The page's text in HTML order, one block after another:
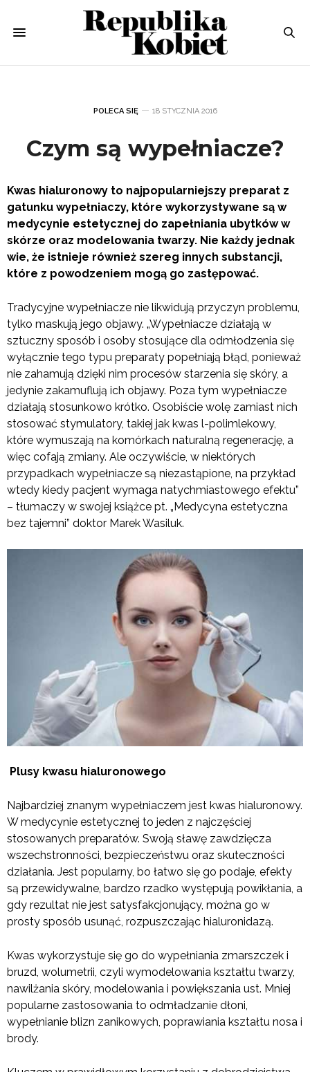
POLECA SIĘ 18 STYCZNIA 2016
Czym są wypełniacze?
Kwas hialuronowy to najpopularniejszy preparat z
gatunku wypełniaczy, które wykorzystywane są w
medycynie estetycznej do zapełniania ubytków w
skórze oraz modelowania twarzy. Nie każdy jednak
wie, że istnieje również szereg innych substancji,
które z powodzeniem mogą go zastępować.
Tradycyjne wypełniacze nie likwidują przyczyn problemu,
tylko maskują jego objawy. „Wypełniacze działają w
sztuczny sposób i osoby stosujące dla odmłodzenia się
wyłącznie tego typu preparaty popełniają błąd, ponieważ
nie zahamują dzięki nim procesów starzenia się skóry, a
jedynie zakamuflują ich objawy. Poza tym wypełniacze
działają stosunkowo krótko. Osobiście wolę zamiast nich
stosować stymulatory, takiej jak kwas l-polimlekowy,
które wymuszają na komórkach naturalną regenerację, a
więc cofają zmiany. Ale oczywiście, w niektórych
przypadkach wypełniacze są niezastąpione, na przykład
wtedy kiedy pacjent wymaga natychmiastowego efektu”
– tłumaczy w swojej książce pt. „Medycyna estetyczna
bez tajemni” doktor Marek Wasiluk.
Plusy kwasu hialuronowego
Najbardziej znanym wypełniaczem jest kwas hialuronowy.
W medycynie estetycznej to jeden z najczęściej
stosowanych preparatów. Swoją sławę zawdzięcza
wszechstronności, bezpieczeństwu oraz skuteczności
działania. Jest popularny, bo łatwo się go podaje, efekty
są przewidywalne, bardzo rzadko występują powikłania, a
gdy rezultat nie jest satysfakcjonujący, można go w
prosty sposób usunąć, rozpuszczając hialuronidazą.
Kwas wykorzystuje się go do wypełniania zmarszczek i
bruzd, wolumetrii, czyli wymodelowania kształtu twarzy,
nawilżania skóry, modelowania i powiększania ust. Mniej
popularne zastosowania to odmładzanie dłoni,
wypełnianie blizn zanikowych, poprawiania kształtu nosa i
brody.